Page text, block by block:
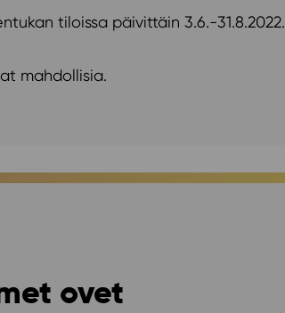
tiloissa päivittäin 3.6.-31.8.2022.
mahdollisia.
ovet